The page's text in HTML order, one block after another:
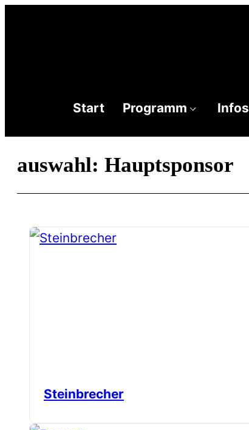
Start Programm Infos
auswahl: Hauptsponsor
Steinbrecher